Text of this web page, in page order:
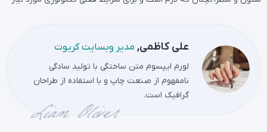
علی کاظمی, مدیر وبسایت کریوت
لورم ایپسوم متن ساختگی با تولید سادگی
نامفهوم از صنعت چاپ و با استفاده از طراحان
گرافیک است.